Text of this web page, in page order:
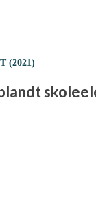
(2021)